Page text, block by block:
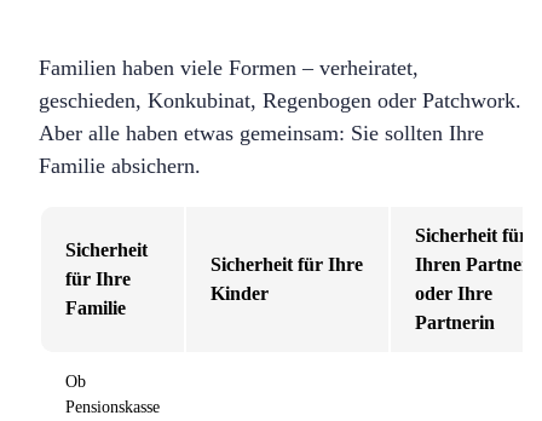
Familien haben viele Formen – verheiratet,
geschieden, Konkubinat, Regenbogen oder Patchwork.
Aber alle haben etwas gemeinsam: Sie sollten Ihre
Familie absichern.
Sicherheit
für Ihre
Familie
Sicherheit für Ihre
Kinder
Sicherheit für
Ihren Partner
oder Ihre
Partnerin
Ob
Pensionskasse